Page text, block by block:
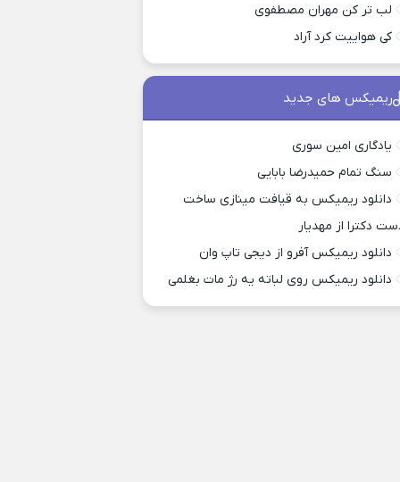
لب تر کن مهران مصطفوی
کی هواییت کرد آراد
ریمیکس های جدید
یادگاری امین سوری
سنگ تمام حمیدرضا بابایی
دانلود ریمیکس به قیافت مینازی ساخت
دکترا از مهدیار
دانلود ریمیکس آفرو از ديجی تاپ وان
دانلود ریمیکس روی لباته یه رژ مات بغلمی